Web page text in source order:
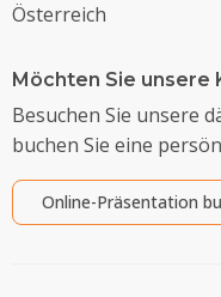
Österreich
Möchten Sie unsere
Besuchen Sie unsere
buchen Sie eine
Online-Präsentation